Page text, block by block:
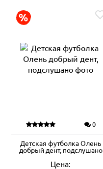
0
Детская футболка Олень
добрый дент, подслушано
Цена: